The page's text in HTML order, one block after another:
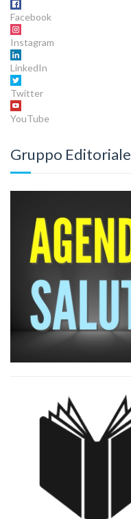
Facebook
Instagram
LinkedIn
Twitter
YouTube
Gruppo Editoriale